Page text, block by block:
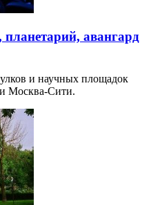
авангард
и научных площадок
Москва-Сити.